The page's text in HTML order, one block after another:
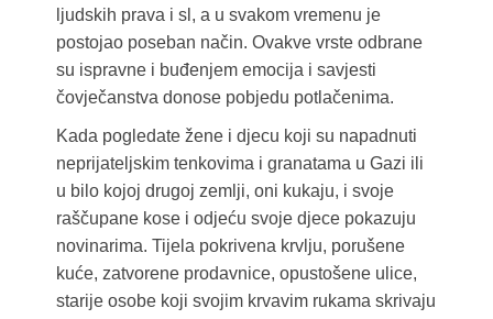
ljudskih prava i sl, a u svakom vremenu je
postojao poseban način. Ovakve vrste odbrane
su ispravne i buđenjem emocija i savjesti
čovječanstva donose pobjedu potlačenima.
Kada pogledate žene i djecu koji su napadnuti
neprijateljskim tenkovima i granatama u Gazi ili
u bilo kojoj drugoj zemlji, oni kukaju, i svoje
raščupane kose i odjeću svoje djece pokazuju
novinarima. Tijela pokrivena krvlju, porušene
kuće, zatvorene prodavnice, opustošene ulice,
starije osobe koji svojim krvavim rukama skrivaju